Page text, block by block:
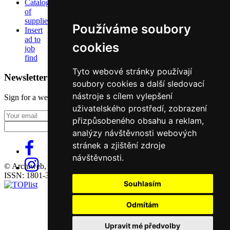
Používáme soubory
cookies
Tyto webové stránky používají
soubory cookies a další sledovací
nástroje s cílem vylepšení
uživatelského prostředí, zobrazení
přizpůsobeného obsahu a reklam,
analýzy návštěvnosti webových
stránek a zjištění zdroje
návštěvnosti.
Souhlasím
Odmítám
Upravit mé předvolby
Catalog
of
suppliers
Insert
ad to
job
find
Newsletter
Sign for a weekly newsletter:
Fill in „nospam“
© Archiweb, s.r.o. 1997-2026
ISSN: 1801-3902